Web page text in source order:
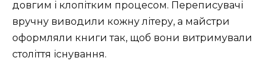
довгим і клопітким процесом. Переписувачі
вручну виводили кожну літеру, а майстри
оформляли книги так, щоб вони витримували
століття існування.